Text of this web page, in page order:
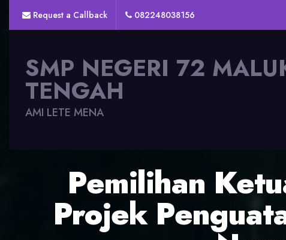
Request a Callback 082248038156
SMP NEGERI 72
TENGAH
AMI LETE MENA
Pemilihan
Projek